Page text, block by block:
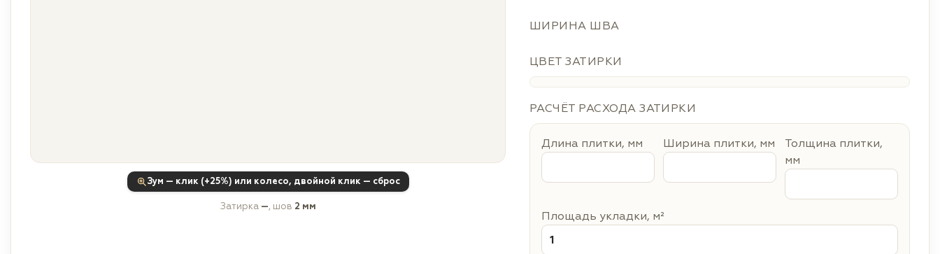
Зум — клик (+25%) или колесо, двойной клик — сброс
Затирка —, шов 2 мм
ШИРИНА ШВА
ЦВЕТ ЗАТИРКИ
РАСЧЁТ РАСХОДА ЗАТИРКИ
Длина плитки, мм Ширина плитки, мм
Толщина плитки,
мм
Площадь укладки, м²